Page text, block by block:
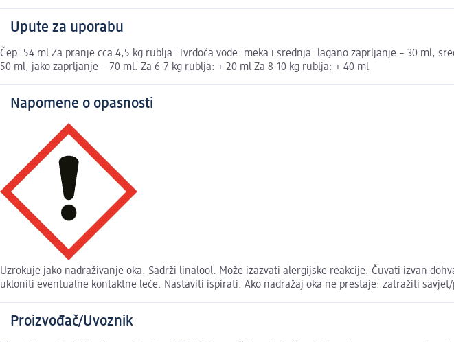
Upute za uporabu
Čep: 54 ml Za pranje cca 4,5 kg rublja: Tvrdoća vode: meka i srednja: lagano zaprljanje – 30 ml,
50 ml, jako zaprljanje – 70 ml. Za 6-7 kg rublja: + 20 ml Za 8-10 kg rublja: + 40 ml
Napomene o opasnosti
Uzrokuje jako nadraživanje oka. Sadrži linalool. Može izazvati alergijske reakcije. Čuvati izvan
ukloniti eventualne kontaktne leće. Nastaviti ispirati. Ako nadražaj oka ne prestaje: zatražiti
Proizvođač/Uvoznik